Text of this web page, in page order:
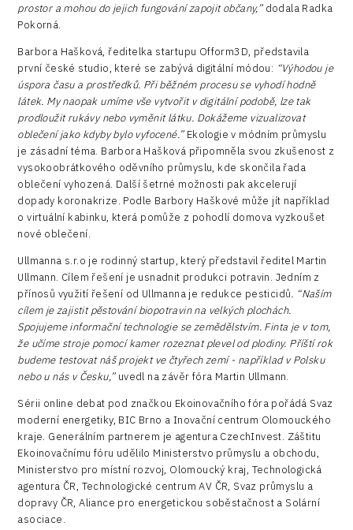
prostor a mohou do jejich fungování zapojit občany,”dodala Radka
Pokorná.
Barbora Hašková, ředitelka startupu Ofform3D, představila
první české studio, které se zabývá digitální módou: “Výhodou je
úspora času a prostředků. Při běžném procesu se vyhodí hodně
látek. My naopak umíme vše vytvořit v digitální podobě, lze tak
prodloužit rukávy nebo vyměnit látku. Dokážeme vizualizovat
oblečení jako kdyby bylo vyfocené.”Ekologie v módním průmyslu
je zásadní téma. Barbora Hašková připomněla svou zkušenost z
vysokoobrátkového oděvního průmyslu, kde skončila řada
oblečení vyhozená. Další šetrné možnosti pak akcelerují
dopady koronakrize. Podle Barbory Haškové může jít například
o virtuální kabinku, která pomůže z pohodlí domova vyzkoušet
nové oblečení.
Ullmanna s.r.o je rodinný startup, který představil ředitel Martin
Ullmann. Cílem řešení je usnadnit produkci potravin. Jedním z
přínosů využití řešení od Ullmanna je redukce pesticidů. “Naším
cílem je zajistit pěstování biopotravin na velkých plochách.
Spojujeme informační technologie se zemědělstvím. Finta je v tom,
že učíme stroje pomocí kamer rozeznat plevel od plodiny. Příští rok
budeme testovat náš projekt ve čtyřech zemí - například v Polsku
nebo u nás v Česku,”uvedl na závěr fóra Martin Ullmann.
Sérii online debat pod značkou Ekoinovačního fóra pořádá Svaz
moderní energetiky, BIC Brno a Inovační centrum Olomouckého
kraje. Generálním partnerem je agentura CzechInvest. Záštitu
Ekoinovačnímu fóru udělilo Ministerstvo průmyslu a obchodu,
Ministerstvo pro místní rozvoj, Olomoucký kraj, Technologická
agentura ČR, Technologické centrum AV ČR, Svaz průmyslu a
dopravy ČR, Aliance pro energetickou soběstačnost a Solární
asociace.